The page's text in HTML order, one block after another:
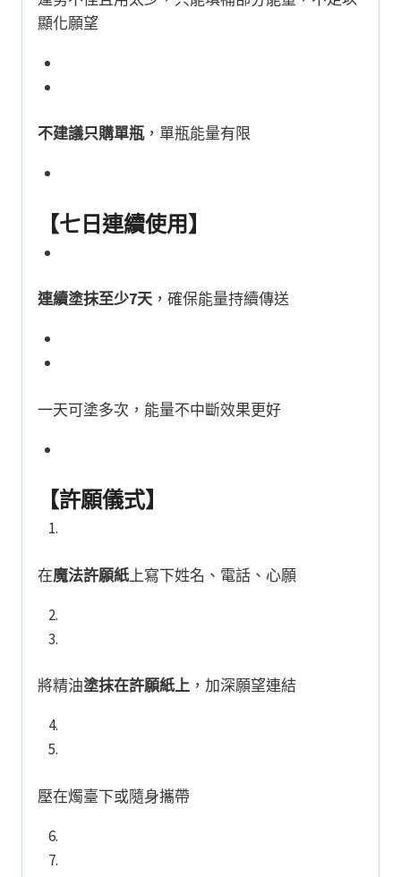
顯化願望
不建議只購單瓶，單瓶能量有限
【七日連續使用】
連續塗抹至少7天 ，確保能量持續傳送
一天可塗多次，能量不中斷效果更好
【許願儀式】
在魔法許願紙上寫下姓名、電話、心願
將精油塗抹在許願紙上 ，加深願望連結
壓在燭臺下或隨身攜帶